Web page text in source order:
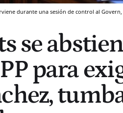
durante una sesión de control al
se
para